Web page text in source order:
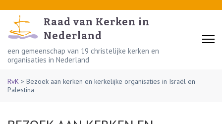
content
(Press
Enter)
Raad van Kerken in
Nederland
een gemeenschap van 19 christelijke kerken en
organisaties in Nederland
RvK > Bezoek aan kerken en kerkelijke organisaties in Israël en
Palestina